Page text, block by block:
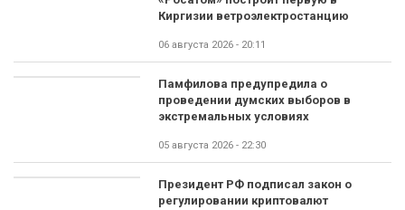
Киргизии ветроэлектростанцию
06 августа 2026 - 20:11
Памфилова предупредила о
проведении думских выборов в
экстремальных условиях
05 августа 2026 - 22:30
Президент РФ подписал закон о
регулировании криптовалют